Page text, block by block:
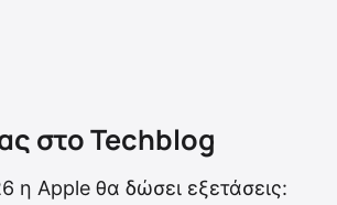
στο Techblog
η Apple θα δώσει εξετάσεις: